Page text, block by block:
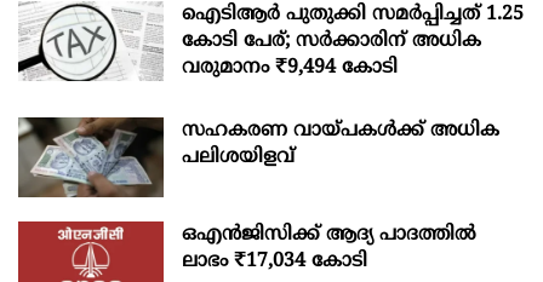
ഐടിആര്‍ പുതുക്കി സമർപ്പിച്ചത് 1.25
കോടി പേര്; സർക്കാരിന് അധിക
വരുമാനം ₹9,494 കോടി
സഹകരണ വായ്പകള്‍ക്ക് അധിക
പലിശയിളവ്
ഒഎന്‍ജിസിക്ക് ആദ്യ പാദത്തില്‍
ലാഭം ₹17,034 കോടി